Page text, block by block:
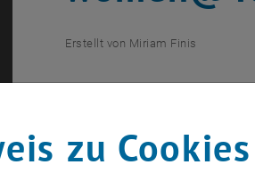
Erstellt von Miriam Finis
Bosch
für
zu